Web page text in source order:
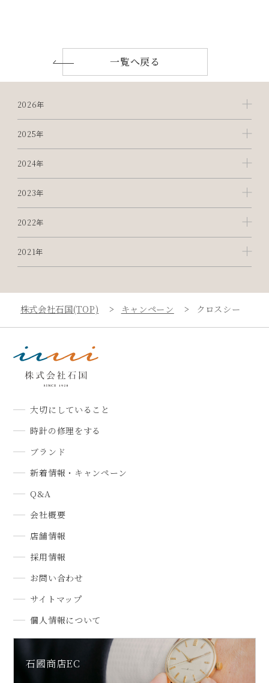
一覧へ戻る
2026年
2025年
2024年
2023年
2022年
2021年
株式会社石国(TOP) キャンペーン クロスシー Ｓ
大切にしていること
時計の修理をする
ブランド
新着情報・キャンペーン
Q&A
会社概要
店舗情報
採用情報
お問い合わせ
サイトマップ
個人情報について
石國商店EC